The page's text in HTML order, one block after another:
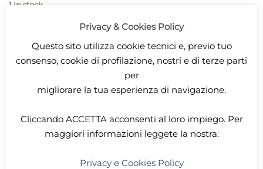
1 in stock
ADD TO CART
Categories:Accessories, LARP
Privacy & Cookies Policy
Questo sito utilizza cookie tecnici e, previo tuo
consenso, cookie di profilazione, nostri e di terze parti
per
migliorare la tua esperienza di navigazione.
Cliccando ACCETTAacconsenti al loro impiego. Per
maggiori informazioni leggete la nostra:
Privacy e Cookies Policy